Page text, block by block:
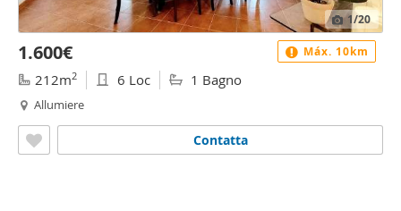
1/20
1.600€
212m2 6 Loc 1 Bagno
Allumiere
Contatta
Máx. 10km